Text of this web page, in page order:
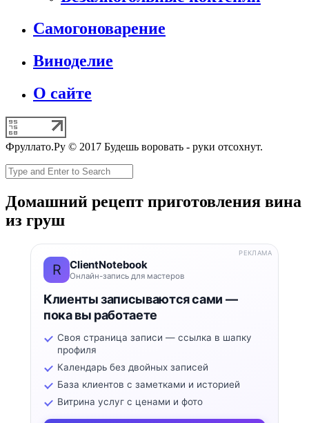
Самогоноварение
Виноделие
О сайте
Фруллато.Ру © 2017 Будешь воровать - руки отсохнут.
Домашний рецепт приготовления вина
из груш
R ClientNotebook
Онлайн-запись для мастеров
Клиенты записываются сами —
пока вы работаете
Своя страница записи — ссылка в шапку
профиля
Календарь без двойных записей
База клиентов с заметками и историей
Витрина услуг с ценами и фото
РЕКЛАМА